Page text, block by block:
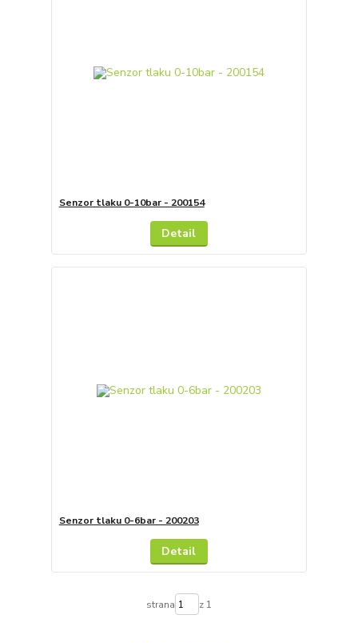
Senzor tlaku 0-10bar - 200154
Detail
Senzor tlaku 0-6bar - 200203
Detail
strana z 1